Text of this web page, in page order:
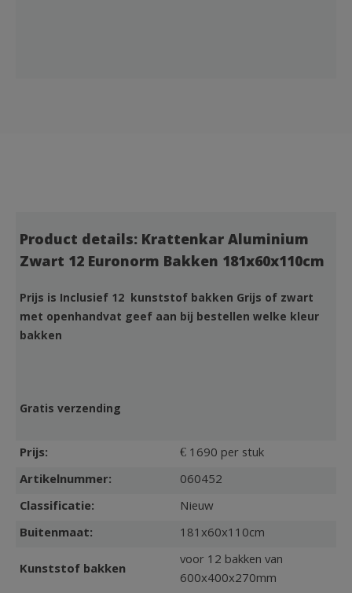
Product details: Krattenkar Aluminium
Zwart 12 Euronorm Bakken 181x60x110cm
Prijs is Inclusief 12 kunststof bakken Grijs of zwart
met openhandvat geef aan bij bestellen welke kleur
bakken
Gratis verzending
Prijs:
€ 1690 per stuk
Artikelnummer:
060452
Classificatie:
Nieuw
Buitenmaat:
181x60x110cm
Kunststof bakken
voor 12 bakken van
600x400x270mm